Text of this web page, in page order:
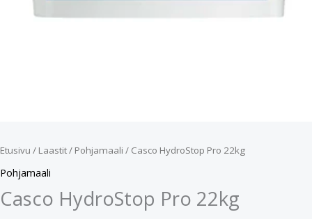
Etusivu / Laastit/ Pohjamaali / Casco HydroStop Pro 22kg
Pohjamaali
Casco HydroStop Pro 22kg